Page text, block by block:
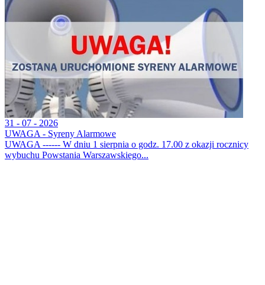
31 - 07 - 2026
UWAGA - Syreny Alarmowe
UWAGA ------ W dniu 1 sierpnia o godz. 17.00 z okazji rocznicy
wybuchu Powstania Warszawskiego...